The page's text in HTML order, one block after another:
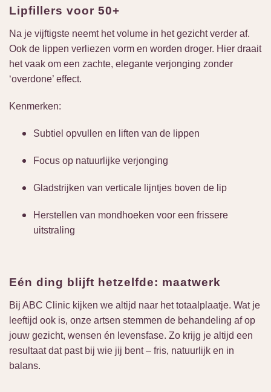
Lipfillers voor 50+
Na je vijftigste neemt het volume in het gezicht verder af.
Ook de lippen verliezen vorm en worden droger. Hier draait
het vaak om een zachte, elegante verjonging zonder
‘overdone’ effect.
Kenmerken:
Subtiel opvullen en liften van de lippen
Focus op natuurlijke verjonging
Gladstrijken van verticale lijntjes boven de lip
Herstellen van mondhoeken voor een frissere
uitstraling
Eén ding blijft hetzelfde: maatwerk
Bij ABC Clinic kijken we altijd naar het totaalplaatje. Wat je
leeftijd ook is, onze artsen stemmen de behandeling af op
jouw gezicht, wensen én levensfase. Zo krijg je altijd een
resultaat dat past bij wie jij bent – fris, natuurlijk en in
balans.